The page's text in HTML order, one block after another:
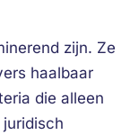
zijn. Ze
haalbaar
die alleen